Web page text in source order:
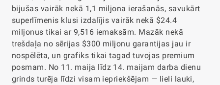
bijušas vairāk nekā 1,1 miljona ierašanās, savukārt
superlīmenis klusi izdalījis vairāk nekā $24.4
miljonus tikai ar 9,516 iemaksām. Mazāk nekā
trešdaļa no sērijas $300 miljonu garantijas jau ir
nospēlēta, un grafiks tikai tagad tuvojas premium
posmam. No 11. maija līdz 14. maijam darba dienu
grinds turēja līdzi visam iepriekšējam — lieli lauki,